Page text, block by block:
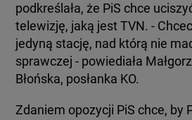
podkreślała, że PiS chce
telewizję, jaką jest TVN. -
jedyną stację, nad którą nie
sprawczej - powiediała
Błońska, posłanka KO.
Zdaniem opozycji PiS chce, by